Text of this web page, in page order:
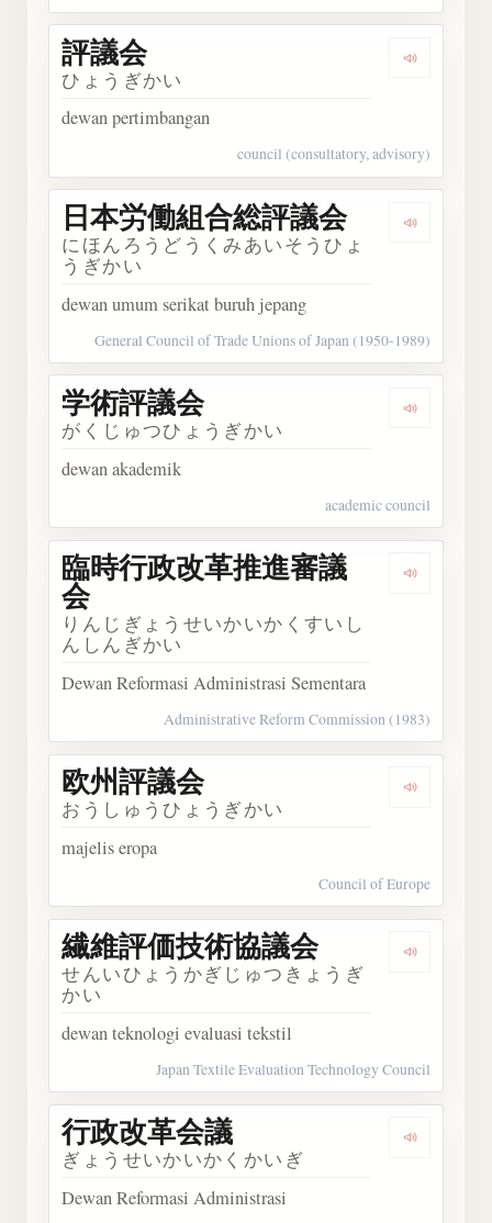
評議会
ひょうぎかい
dewan pertimbangan
council (consultatory, advisory)
日本労働組合総評議会
にほんろうどうくみあいそうひょ
うぎかい
dewan umum serikat buruh jepang
General Council of Trade Unions of Japan (1950-1989)
学術評議会
がくじゅつひょうぎかい
dewan akademik
academic council
臨時行政改革推進審議
会
りんじぎょうせいかいかくすいし
んしんぎかい
Dewan Reformasi Administrasi Sementara
Administrative Reform Commission (1983)
欧州評議会
おうしゅうひょうぎかい
majelis eropa
Council of Europe
繊維評価技術協議会
せんいひょうかぎじゅつきょうぎ
かい
dewan teknologi evaluasi tekstil
Japan Textile Evaluation Technology Council
行政改革会議
ぎょうせいかいかくかいぎ
Dewan Reformasi Administrasi